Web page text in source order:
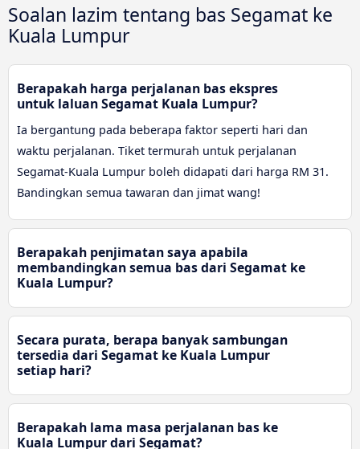
Soalan lazim tentang bas Segamat ke
Kuala Lumpur
Berapakah harga perjalanan bas ekspres
untuk laluan Segamat Kuala Lumpur?
Ia bergantung pada beberapa faktor seperti hari dan
waktu perjalanan. Tiket termurah untuk perjalanan
Segamat-Kuala Lumpur boleh didapati dari harga RM 31.
Bandingkan semua tawaran dan jimat wang!
Berapakah penjimatan saya apabila
membandingkan semua bas dari Segamat ke
Kuala Lumpur?
Secara purata, berapa banyak sambungan
tersedia dari Segamat ke Kuala Lumpur
setiap hari?
Berapakah lama masa perjalanan bas ke
Kuala Lumpur dari Segamat?